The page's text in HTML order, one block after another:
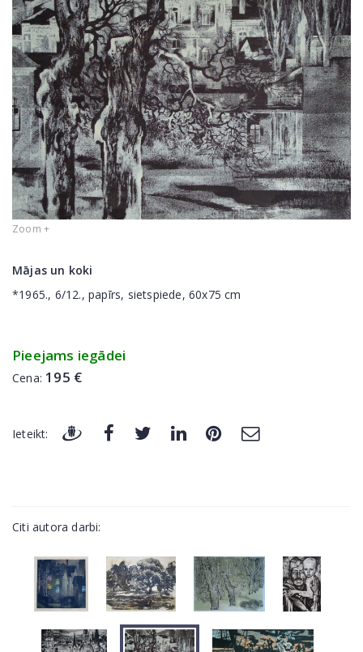
Zoom +
Mājas un koki
*1965., 6/12., papīrs, sietspiede, 60x75 cm
Pieejams iegādei
Cena: 195 €
Ieteikt:
Citi autora darbi: